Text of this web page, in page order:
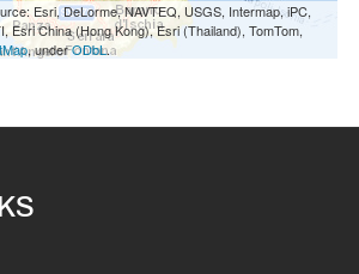
Esri, DeLorme, NAVTEQ, USGS, Intermap, iPC,
Esri China (Hong Kong), Esri (Thailand), TomTom,
, underODbL.